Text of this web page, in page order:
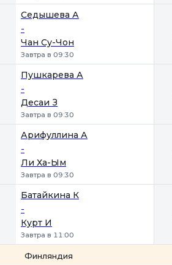
Седышева А
-
Чан Су-Чон
Завтра в 09:30
Пушкарева А
-
Десаи З
Завтра в 09:30
Арифуллина А
-
Ли Ха-Ым
Завтра в 09:30
Батайкина К
-
Курт И
Завтра в 11:00
Финляндия